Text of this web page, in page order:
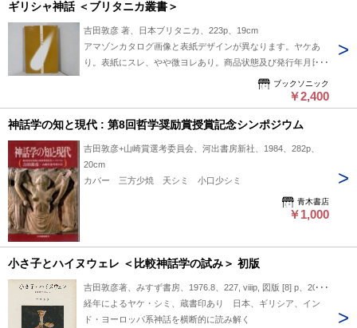
ギリシャ神話 ＜ブリタニカ叢書＞
吉田敦彦 著、日本ブリタニカ、223p、19cm
アマゾンカタログ画像と表紙デザインが異なります。ヤケあ
り。表紙にスレ、やや微ヨレあり。商品状態及び発行年月日は
画像にてご確認下さい。【ガイドラインに基づくコンディショ
ブックソニック
￥2,400
神話学の知と現代 : 第8回哲学奨励賞授賞記念シンポジウム
吉田敦彦+山崎賞選考委員会、河出書房新社、1984、282p、
20cm
カバー 三方少焼 天シミ 小口少シミ
青木書店
￥1,000
小さ子とハイヌウェレ ＜比較神話学の試み＞ 初版
吉田敦彦著、みすず書房、1976.8、227, viiip, 図版 [8] p、20cm
経年によるヤケ・シミ、蔵書印あり 日本、ギリシア、イン
ド・ヨーロッパ系神話を横断的に読み解く